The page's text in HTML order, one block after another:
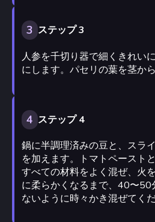
3 ステップ 3
人参を千切り器で細くきれい
にします。パセリの葉を茎か
4 ステップ 4
鍋に半調理済みの豆と、スラ
を加えます。トマトペースト
すべての材料をよく混ぜ、火
に柔らかくなるまで、40〜
ないように時々かき混ぜてくだ